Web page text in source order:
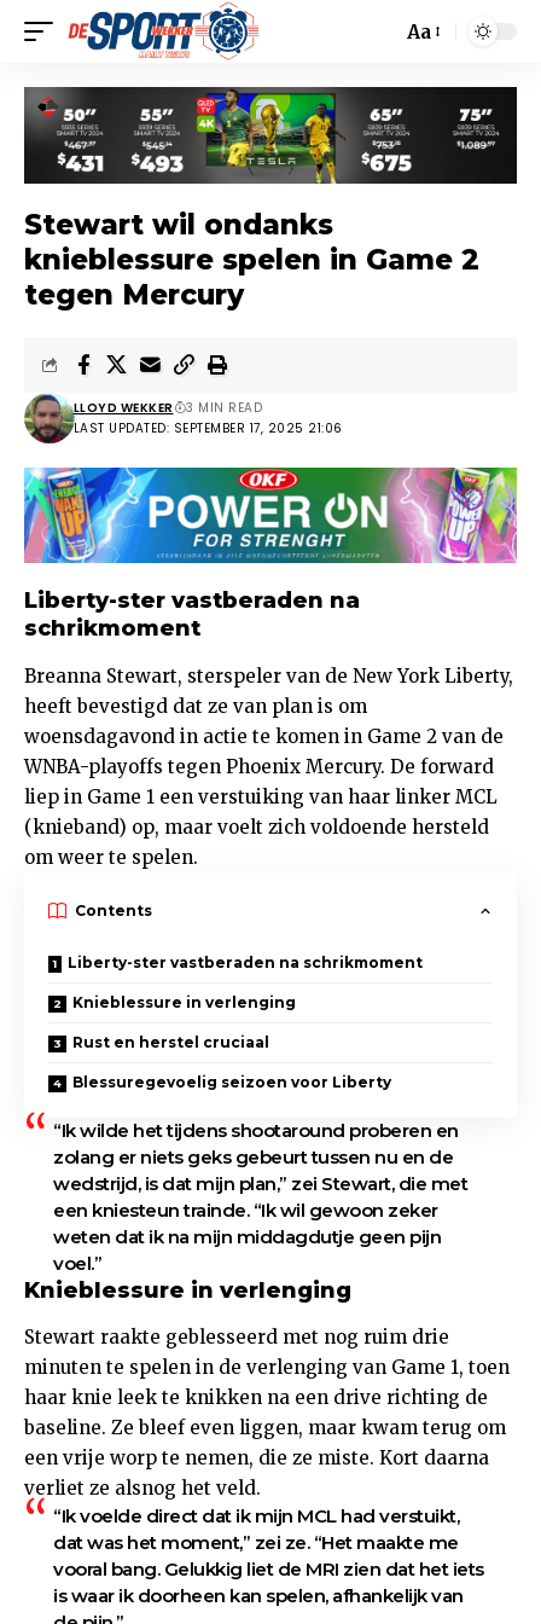
Aa
Stewart wil ondanks
knieblessure spelen in Game 2
tegen Mercury
LAST UPDATED: SEPTEMBER 17, 2025 21:06
LLOYD WEKKER 3 MIN READ
Liberty-ster vastberaden na
schrikmoment
Breanna Stewart, sterspeler van de New York Liberty,
heeft bevestigd dat ze van plan is om
woensdagavond in actie te komen in Game 2 van de
WNBA-playoffs tegen Phoenix Mercury. De forward
liep in Game 1 een verstuiking van haar linker MCL
(knieband) op, maar voelt zich voldoende hersteld
om weer te spelen.
Contents
Liberty-ster vastberaden na schrikmoment
Knieblessure in verlenging
Rust en herstel cruciaal
Blessuregevoelig seizoen voor Liberty
“Ik wilde het tijdens shootaround proberen en
zolang er niets geks gebeurt tussen nu en de
wedstrijd, is dat mijn plan,” zei Stewart, die met
een kniesteun trainde. “Ik wil gewoon zeker
weten dat ik na mijn middagdutje geen pijn
voel.”
Knieblessure in verlenging
Stewart raakte geblesseerd met nog ruim drie
minuten te spelen in de verlenging van Game 1, toen
haar knie leek te knikken na een drive richting de
baseline. Ze bleef even liggen, maar kwam terug om
een vrije worp te nemen, die ze miste. Kort daarna
verliet ze alsnog het veld.
“Ik voelde direct dat ik mijn MCL had verstuikt,
dat was het moment,” zei ze. “Het maakte me
vooral bang. Gelukkig liet de MRI zien dat het iets
is waar ik doorheen kan spelen, afhankelijk van